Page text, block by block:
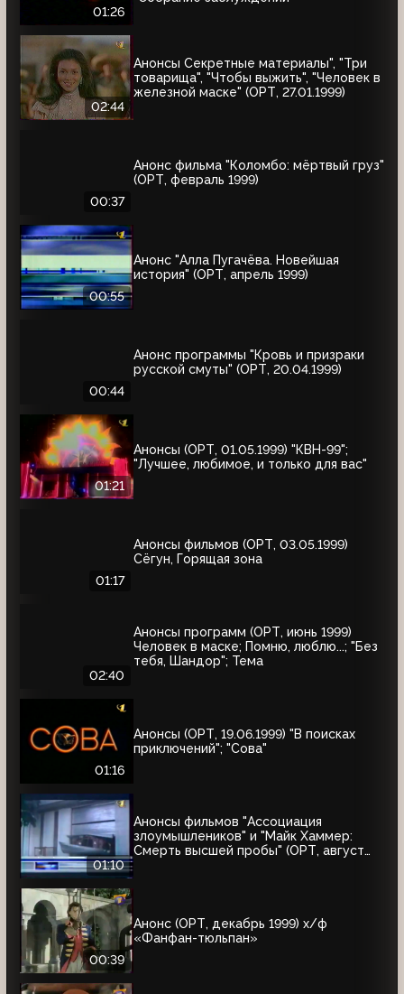
01:26
02:44
Анонсы Секретные материалы", "Три
товарища", "Чтобы выжить", "Человек в
железной маске" (ОРТ, 27.01.1999)
00:37
Анонс фильма "Коломбо: мёртвый груз"
(ОРТ, февраль 1999)
00:55
Анонс "Алла Пугачёва. Новейшая
история" (ОРТ, апрель 1999)
00:44
Анонс программы "Кровь и призраки
русской смуты" (ОРТ, 20.04.1999)
01:21
Анонсы (ОРТ, 01.05.1999) "КВН-99";
"Лучшее, любимое, и только для вас"
01:17
Анонсы фильмов (ОРТ, 03.05.1999)
Сёгун, Горящая зона
02:40
Анонсы программ (ОРТ, июнь 1999)
Человек в маске; Помню, люблю...; "Без
тебя, Шандор"; Тема
01:16
Анонсы (ОРТ, 19.06.1999) "В поисках
приключений"; "Сова"
01:10
Анонсы фильмов "Ассоциация
злоумышлеников" и "Майк Хаммер:
Смерть высшей пробы" (ОРТ, август
00:39
Анонс (ОРТ, декабрь 1999) х/ф
«Фанфан-тюльпан»